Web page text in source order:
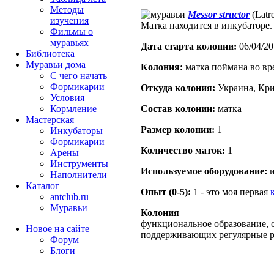
Messor structor
Матка находится в
Дата старта кoлонии: 06/04/
Кoлония: матка поймана во
Откуда кoлония: Украина,
Состав кoлонии: матка
Размер кoлонии: 1
Количество маток: 1
Используемое оборудование:
Опыт (0-5): 1 - это моя первая
Колония
функциональное образование,
поддерживающих регулярные
Методы
изучения
Фильмы о
муравьях
Библиотека
Муравьи дома
С чего начать
Формикарии
Условия
Кормление
Мастерская
Инкубаторы
Формикарии
Арены
Инструменты
Наполнители
Каталог
antclub.ru
Муравьи
Новое на сайте
Форум
Блоги